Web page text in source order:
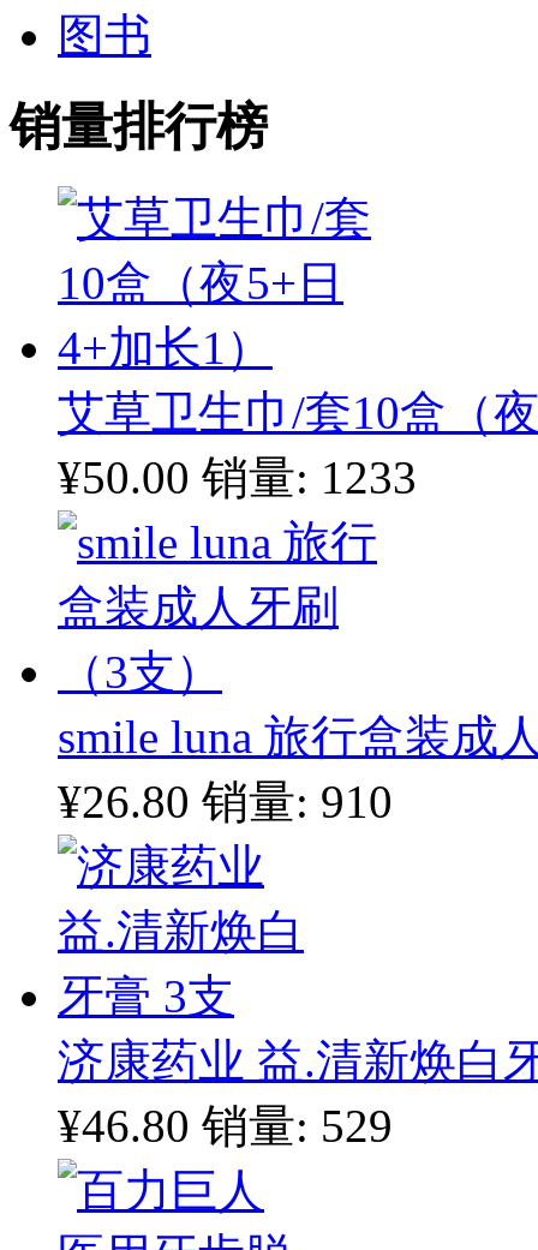
图书
销量排行榜
艾草卫生巾/套10盒（
¥50.00 销量: 1233
smile luna 旅行盒装成
¥26.80 销量: 910
济康药业 益.清新焕白
¥46.80 销量: 529